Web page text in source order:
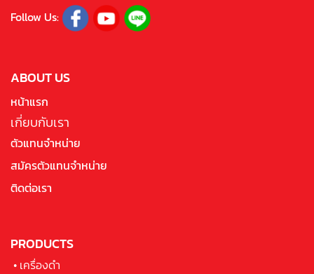
Follow Us:
ABOUT US
หน้าแรก
เกี่ยบกับเรา
ตัวแทนจำหน่าย
สมัครตัวแทนจำหน่าย
ติดต่อเรา
PRODUCTS
• เครื่องดำ